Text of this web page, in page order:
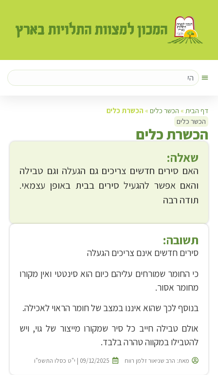
דף הבית » הכשר כלים » הכשרת כלים
הכשר כלים
הכשרת כלים
שאלה:
האם סירים חדשים צריכים גם הגעלה וגם טבילה
והאם אפשר להגעיל סירים בבית באופן עצמאי.
תודה רבה
תשובה:
סירים חדשים אינם צריכים הגעלה
כי החומר שמורחים עליהם כיום הוא סינטטי ואין מקורו
מחומר אסור.
בנוסף לכך שהוא איננו במצב של חומר הראוי לאכילה.
אולם טבילה חייב כל סיר שמקורו מייצור של גוי, ויש
להטבילו במקווה טהרה בלבד.
מאת: הרב שניאור זלמן רווח 09/12/2025 | י"ט כסלו התשפ"ו